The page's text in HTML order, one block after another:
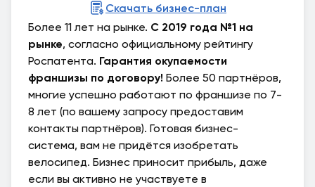
Более 11 лет на рынке. С 2019 года №1 на
рынке, согласно официальному рейтингу
Роспатента. Гарантия окупаемости
франшизы по договору! Более 50 партнёров,
многие успешно работают по франшизе по 7-
8 лет (по вашему запросу предоставим
контакты партнёров). Готовая бизнес-
система, вам не придётся изобретать
велосипед. Бизнес приносит прибыль, даже
если вы активно не участвуете в
Скачать бизнес-план